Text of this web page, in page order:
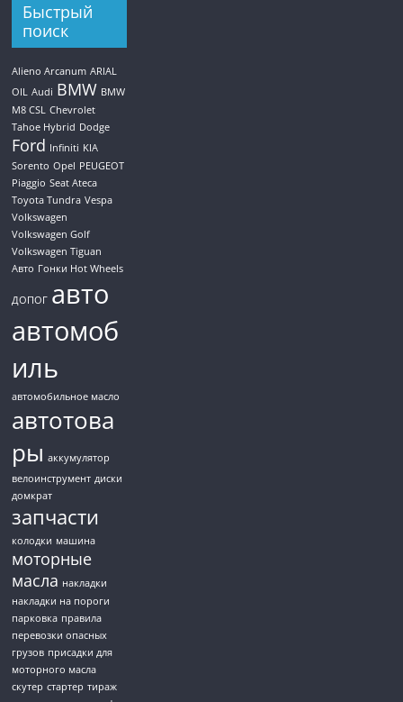
Быстрый
поиск
Alieno Arcanum ARIAL
OIL Audi BMW BMW
M8 CSL Chevrolet
Tahoe Hybrid Dodge
Ford Infiniti KIA
Sorento Opel PEUGEOT
Piaggio Seat Ateca
Toyota Tundra Vespa
Volkswagen
Volkswagen Golf
Volkswagen Tiguan
Авто Гонки Hot Wheels
ДОПОГ авто
автомоб
иль
автомобильное масло
автотова
ры аккумулятор
велоинструмент диски
домкрат
запчасти
колодки машина
моторные
масла накладки
накладки на пороги
парковка правила
перевозки опасных
грузов присадки для
моторного масла
скутер стартер тираж